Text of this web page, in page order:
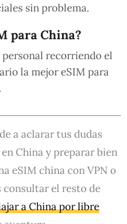
sin problema.
para China?
recorriendo el
la mejor eSIM para
a aclarar tus dudas
China y preparar bien
eSIM china con VPN o
consultar el resto de
a China por libre